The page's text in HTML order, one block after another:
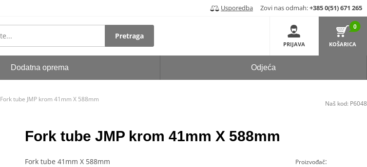
Usporedba Zovi nas odmah:+385 0(51) 671 265
Pretraga
PRIJAVA
0
KOŠARICA
Dodatna oprema Odjeća
Fork tube JMP krom 41mm X 588mm
Fork tube JMP krom 41mm X 588mm
Proizvođač:
Fork tube 41mm X 588mm
Naš kod: P6048